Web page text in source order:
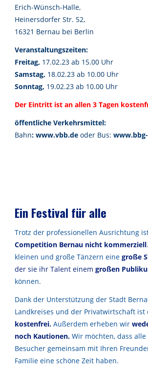
Erich-Wünsch-Halle,
Heinersdorfer Str. 52,
16321 Bernau bei Berlin
Veranstaltungszeiten:
Freitag, 17.02.23 ab 15.00 Uhr
Samstag, 18.02.23 ab 10.00 Uhr
Sonntag, 19.02.23 ab 10.00 Uhr
Der Eintritt ist an allen 3 Tagen
öffentliche Verkehrsmittel:
Bahn: www.vbb.de oder Bus:
Ein Festival für alle
Trotz der professionellen Ausrichtung
Competition Bernau nicht kommerziell
kleinen und große Tänzern eine große
der sie ihr Talent einem großen
können.
Dank der Unterstützung der Stadt
Landkreises und der Privatwirtschaft ist
kostenfrei. Außerdem erheben wir
noch Kautionen. Wir möchten, dass
Besucher gemeinsam mit Ihren
Familie eine schöne Zeit haben.